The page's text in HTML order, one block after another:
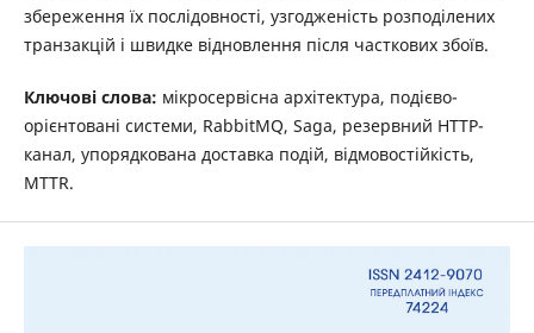
збереження їх послідовності, узгодженість розподілених
транзакцій і швидке відновлення після часткових збоїв.
Ключові слова: мікросервісна архітектура, подієво-
орієнтовані системи, RabbitMQ, Saga, резервний HTTP-
канал, упорядкована доставка подій, відмовостійкість,
MTTR.